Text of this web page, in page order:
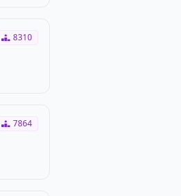
8310
7864